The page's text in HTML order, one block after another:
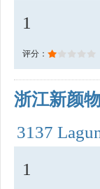
1
评分：
浙江新颜
3137
1